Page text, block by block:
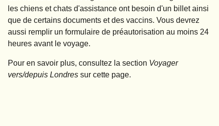
les chiens et chats d'assistance ont besoin d'un billet ainsi
que de certains documents et des vaccins. Vous devrez
aussi remplir un formulaire de préautorisation au moins 24
heures avant le voyage.
Pour en savoir plus, consultez la section Voyager
vers/depuis Londres sur cette page.